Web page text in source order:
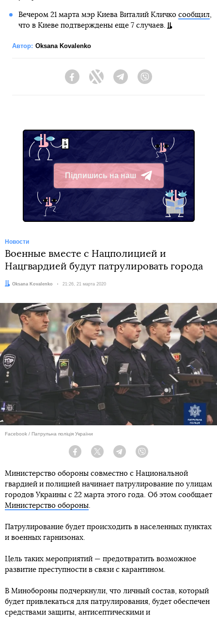
Вечером 21 марта мэр Киева Виталий Кличко сообщил,
что в Киеве подтверждены еще 7 случаев.
Автор: Oksana Kovalenko
FacebookTwitter Telegram
Підпишись на наш
Telegram
Новости
Военные вместе с Нацполицией и
Нацгвардией будут патрулировать города
Автор:
Oksana Kovalenko Дата:
21:26, 21 марта 2020
Facebook / Патрульна поліція України
Facebook Twitter Telegram
Министерство обороны совместно с Национальной
гвардией и полицией начинает патрулирование по улицам
городов Украины с 22 марта этого года. Об этом сообщает
Министерство обороны.
Патрулирование будет происходить в населенных пунктах
и военных гарнизонах.
Цель таких мероприятий — предотвратить возможное
развитие преступности в связи с карантином.
В Минобороны подчеркнули, что личный состав, который
будет привлекаться для патрулирования, будет обеспечен
средствами защиты, антисептическими и